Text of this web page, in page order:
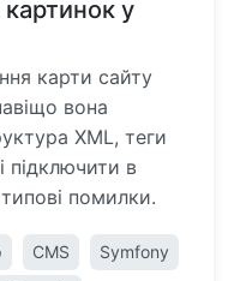
у
карти сайту
вона
XML, теги
підключити в
помилки.
CMS
Symfony